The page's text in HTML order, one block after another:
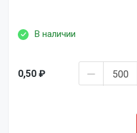
В наличии
0,50 ₽